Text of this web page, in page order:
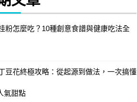
粉怎麼吃？10種創意食譜與健康吃法全
豆花終極攻略：從起源到做法，一次搞懂
氣甜點